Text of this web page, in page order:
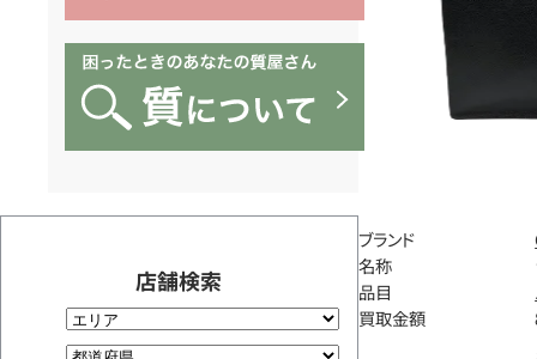
店舗検索
ブランド
名称
品目
買取金額